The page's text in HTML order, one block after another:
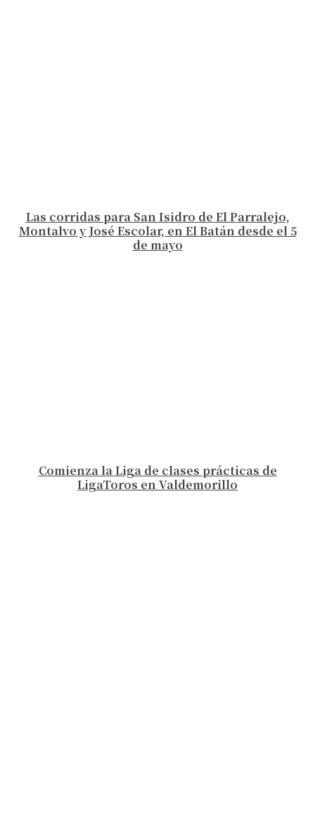
Las corridas para San Isidro de El Parralejo,
Montalvo y José Escolar, en El Batán desde el 5
de mayo
Comienza la Liga de clases prácticas de
LigaToros en Valdemorillo